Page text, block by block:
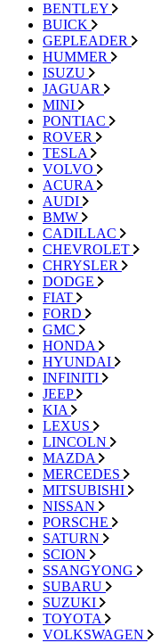
BENTLEY
BUICK
GEPLEADER
HUMMER
ISUZU
JAGUAR
MINI
PONTIAC
ROVER
TESLA
VOLVO
ACURA
AUDI
BMW
CADILLAC
CHEVROLET
CHRYSLER
DODGE
FIAT
FORD
GMC
HONDA
HYUNDAI
INFINITI
JEEP
KIA
LEXUS
LINCOLN
MAZDA
MERCEDES
MITSUBISHI
NISSAN
PORSCHE
SATURN
SCION
SSANGYONG
SUBARU
SUZUKI
TOYOTA
VOLKSWAGEN